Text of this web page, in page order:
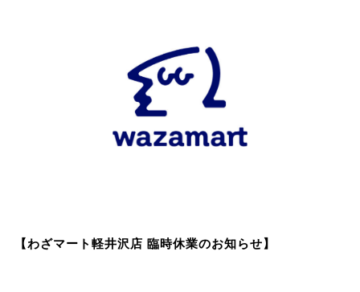
【わざマート軽井沢店 臨時休業のお知らせ】